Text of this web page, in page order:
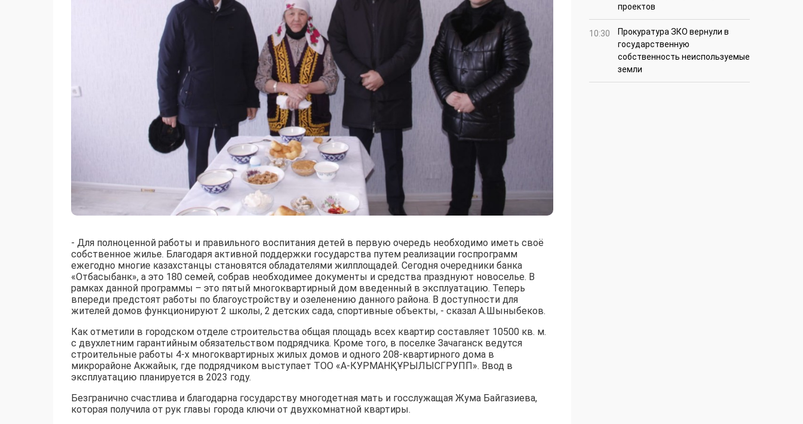
- Для полноценной работы и правильного воспитания детей в первую очередь необходимо иметь своё
собственное жилье. Благодаря активной поддержки государства путем реализации госпрограмм
ежегодно многие казахстанцы становятся обладателями жилплощадей. Сегодня очередники банка
«Отбасыбанк», а это 180 семей, собрав необходимее документы и средства празднуют новоселье. В
рамках данной программы – это пятый многоквартирный дом введенный в эксплуатацию. Теперь
впереди предстоят работы по благоустройству и озеленению данного района. В доступности для
жителей домов функционируют 2 школы, 2 детских сада, спортивные объекты, - сказал А.Шыныбеков.
Как отметили в городском отделе строительства общая площадь всех квартир составляет 10500 кв. м.
с двухлетним гарантийным обязательством подрядчика. Кроме того, в поселке Зачаганск ведутся
строительные работы 4-х многоквартирных жилых домов и одного 208-квартирного дома в
микрорайоне Акжайык, где подрядчиком выступает ТОО «А-КУРМАНҚҰРЫЛЫСГРУПП». Ввод в
эксплуатацию планируется в 2023 году.
Безгранично счастлива и благодарна государству многодетная мать и госслужащая Жума Байгазиева,
которая получила от рук главы города ключи от двухкомнатной квартиры.
проектов
10:30
Прокуратура ЗКО вернули в
государственную
собственность неиспользуемые
земли